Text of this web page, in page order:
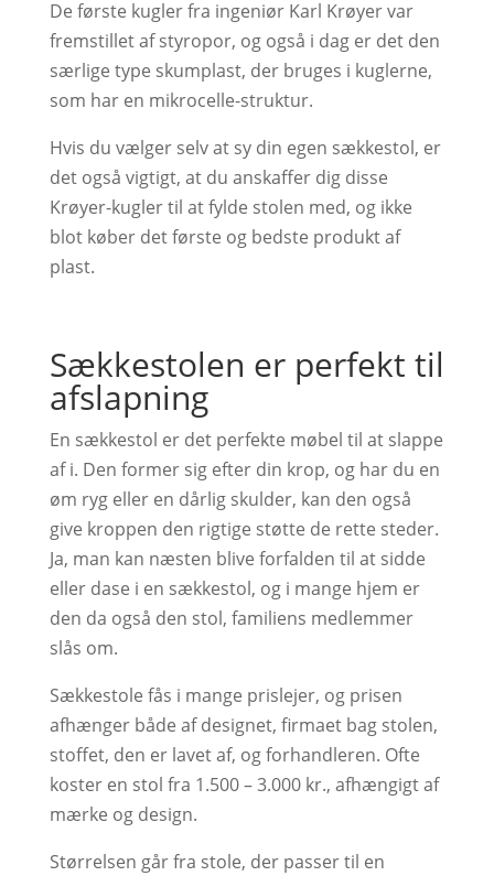
De første kugler fra ingeniør Karl Krøyer var
fremstillet af styropor, og også i dag er det den
særlige type skumplast, der bruges i kuglerne,
som har en mikrocelle-struktur.
Hvis du vælger selv at sy din egen sækkestol, er
det også vigtigt, at du anskaffer dig disse
Krøyer-kugler til at fylde stolen med, og ikke
blot køber det første og bedste produkt af
plast.
Sækkestolen er perfekt til
afslapning
En sækkestol er det perfekte møbel til at slappe
af i. Den former sig efter din krop, og har du en
øm ryg eller en dårlig skulder, kan den også
give kroppen den rigtige støtte de rette steder.
Ja, man kan næsten blive forfalden til at sidde
eller dase i en sækkestol, og i mange hjem er
den da også den stol, familiens medlemmer
slås om.
Sækkestole fås i mange prislejer, og prisen
afhænger både af designet, firmaet bag stolen,
stoffet, den er lavet af, og forhandleren. Ofte
koster en stol fra 1.500 – 3.000 kr., afhængigt af
mærke og design.
Størrelsen går fra stole, der passer til en